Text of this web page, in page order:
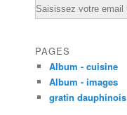
Email
PAGES
Album - cuisine
Album - images
gratin